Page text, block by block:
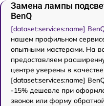
Замена лампы
BenQ
[dataset:services:name]
нашем профильном
опытными мастерами. На
предоставляем
центре уверены в
[dataset:services:name]
-15% дешевле при
звонок или форму